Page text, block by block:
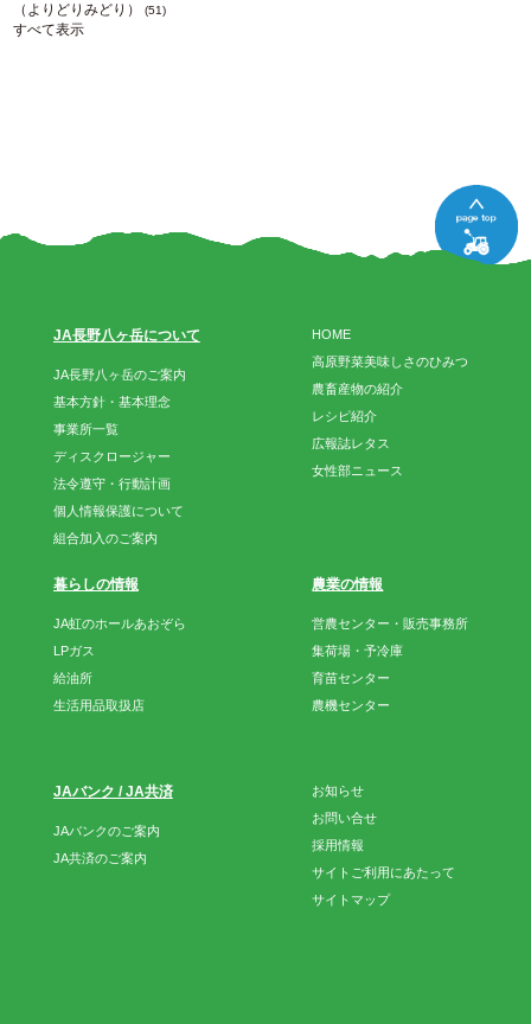
（よりどりみどり） (51)
すべて表示
HOME
高原野菜美味しさのひみつ
農畜産物の紹介
レシピ紹介
広報誌レタス
女性部ニュース
JA長野八ヶ岳について
JA長野八ヶ岳のご案内
基本方針・基本理念
事業所一覧
ディスクロージャー
法令遵守・行動計画
個人情報保護について
組合加入のご案内
暮らしの情報
JA虹のホールあおぞら
LPガス
給油所
生活用品取扱店
農業の情報
営農センター・販売事務所
集荷場・予冷庫
育苗センター
農機センター
JAバンク / JA共済
JAバンクのご案内
JA共済のご案内
お知らせ
お問い合せ
採用情報
サイトご利用にあたって
サイトマップ